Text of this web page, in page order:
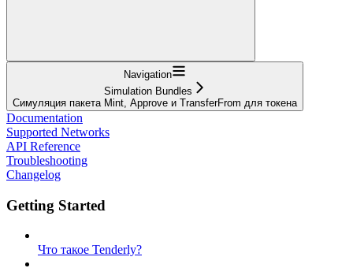
Navigation
Simulation Bundles
Симуляция пакета Mint, Approve и TransferFrom для токена
Documentation
Supported Networks
API Reference
Troubleshooting
Changelog
Getting Started
Что такое Tenderly?